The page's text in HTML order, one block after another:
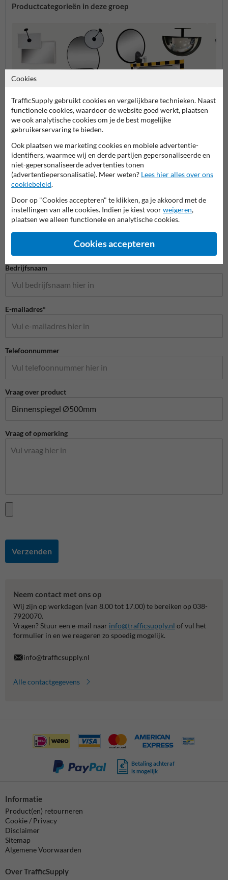
Productcategorieën in deze groep
Binnenspiegels
Stel je vraag aan VerkeersspiegelKopen.nl
Bedrijfsnaam
E-mailadres*
Telefoonnummer
Vraag over product
Vraag of opmerking
Verzenden
Neem contact met ons op
Wij zijn op werkdagen (van 8.00 tot 17.00) te bereiken op 038-
7920070.
Vragen? Stuur een e-mail naar info@trafficsupply.nl of vul het
formulier in en we reageren zo spoedig mogelijk.
info@trafficsupply.nl
Alle contactgegevens
Betaling achteraf
is mogelijk
Informatie
Product(en) retourneren
Cookie / Privacy
Disclaimer
Sitemap
Algemene Voorwaarden
Over TrafficSupply
Cookies
TrafficSupply gebruikt cookies en vergelijkbare technieken. Naast
functionele cookies, waardoor de website goed werkt, plaatsen
we ook analytische cookies om je de best mogelijke
gebruikerservaring te bieden.
Ook plaatsen we marketing cookies en mobiele advertentie-
identifiers, waarmee wij en derde partijen gepersonaliseerde en
niet-gepersonaliseerde advertenties tonen
(advertentiepersonalisatie). Meer weten? Lees hier alles over ons
cookiebeleid.
Door op "Cookies accepteren" te klikken, ga je akkoord met de
instellingen van alle cookies. Indien je kiest voorweigeren,
plaatsen we alleen functionele en analytische cookies.
Cookies accepteren